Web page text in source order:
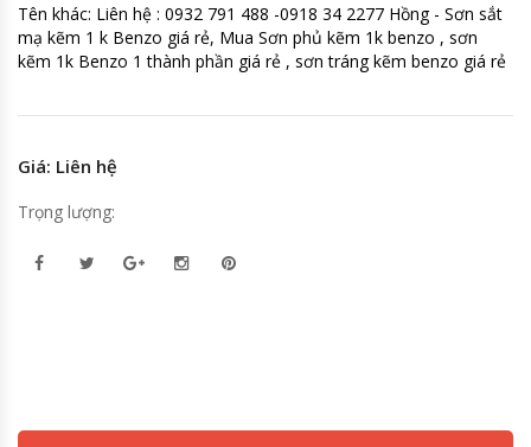
Tên khác: Liên hệ : 0932 791 488 -0918 34 2277 Hồng - Sơn sắt
mạ kẽm 1 k Benzo giá rẻ, Mua Sơn phủ kẽm 1k benzo , sơn
kẽm 1k Benzo 1 thành phần giá rẻ , sơn tráng kẽm benzo giá rẻ
Giá: Liên hệ
Trọng lượng: